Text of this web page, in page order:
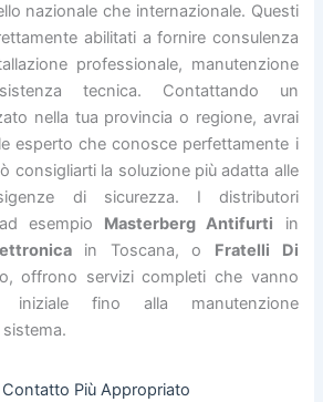
nazionale che internazionale. Questi
abilitati a fornire consulenza
professionale, manutenzione
tecnica. Contattando un
nella tua provincia o regione, avrai
esperto che conosce perfettamente i
consigliarti la soluzione più adatta alle
di sicurezza. I distributori
esempio Masterberg Antifurti in
in Toscana, o Fratelli Di
offrono servizi completi che vanno
iniziale fino alla manutenzione
Più Appropriato